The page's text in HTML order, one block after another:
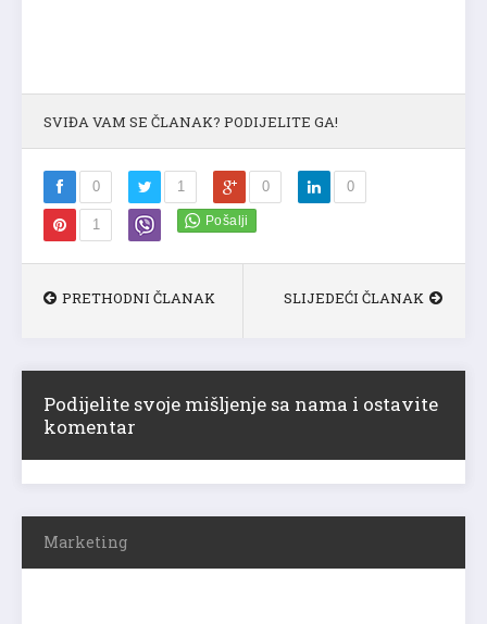
SVIĐA VAM SE ČLANAK? PODIJELITE GA!
0 1 0 0
1
PRETHODNI ČLANAK SLIJEDEĆI ČLANAK
Podijelite svoje mišljenje sa nama i ostavite
komentar
Marketing